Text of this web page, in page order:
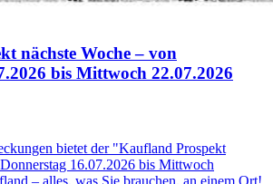
nächste Woche – von
bis Mittwoch 22.07.2026
bietet der "Kaufland Prospekt
16.07.2026 bis Mittwoch
– alles, was Sie brauchen, an einem Ort!